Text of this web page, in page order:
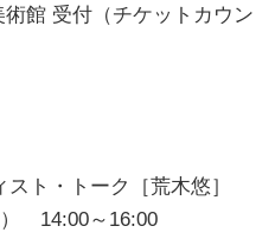
館 受付（チケットカウン
ト・トーク［荒木悠］
） 14:00～16:00